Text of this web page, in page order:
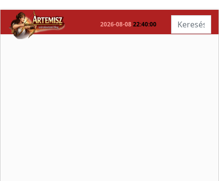
2026-08-08 22:40:01 Keresés...